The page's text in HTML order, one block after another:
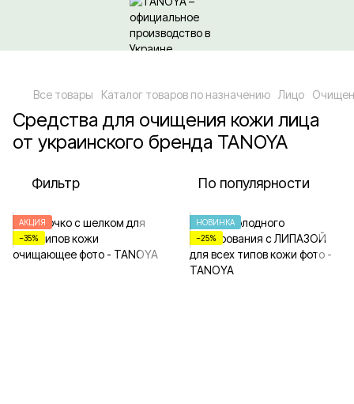
Все товары Каталог товаров по назначению Лицо
Средства для очищения кожи лица
от украинского бренда TANOYA
Фильтр По популярности
АКЦИЯ
−35%
НОВИНКА
−25%